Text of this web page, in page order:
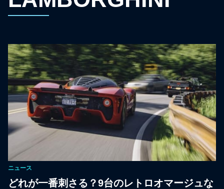
ニュース
どれが一番刺さる？9台のレトロオマージュな